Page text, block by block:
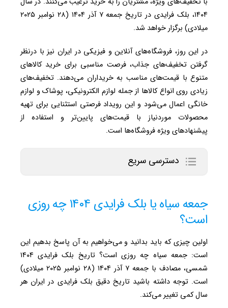
۱۴۰۴، بلک فرایدی در تاریخ جمعه ۷ آذر ۱۴۰۴ (۲۸ نوامبر ۲۰۲۵
میلادی) برگزار خواهد شد.
در این روز، فروشگاه‌های آنلاین و فیزیکی در ایران نیز با درنظر
گرفتن تخفیف‌های جذاب، فرصت مناسبی برای خرید کالاهای
متنوع با قیمت‌های مناسب به خریداران می‌دهند. تخفیف‌های
زیادی روی انواع کالاها از جمله لوازم الکترونیکی، پوشاک و لوازم
خانگی اعمال می‌شود و این رویداد فرصتی استثنایی برای تهیه
محصولات موردنیاز با قیمت‌های پایین‌تر و استفاده از
پیشنهادهای ویژه فروشگاه‌ها است.
دسترسی سریع
جمعه سیاه یا بلک فرایدی ۱۴۰۴ چه روزی
است؟
اولین چیزی که باید بدانید و می‌خواهیم به آن پاسخ بدهیم این
است: جمعه سیاه چه روزی است؟ تاریخ بلک فرایدی ۱۴۰۴
شمسی، مصادف با جمعه ۷ آذر ۱۴۰۴ (۲۸ نوامبر ۲۰۲۵ میلادی)
است. توجه داشته باشید تاریخ دقیق بلک فرایدی در ایران هر
سال کمی تغییر می‌کند.